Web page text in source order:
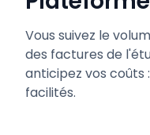
Vous suivez le
des factures de
anticipez vos coûts
facilités.